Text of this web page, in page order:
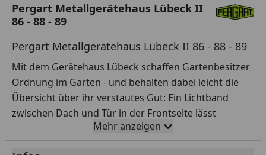
Pergart Metallgerätehaus Lübeck II
86 - 88 - 89
Pergart Metallgerätehaus Lübeck II 86 - 88 - 89
Mit dem Gerätehaus Lübeck schaffen Gartenbesitzer
Ordnung im Garten - und behalten dabei leicht die
Übersicht über ihr verstautes Gut: Ein Lichtband
zwischen Dach und Tür in der Frontseite lässt
Tageslicht hinein, die 1,70 bis 2,03 m hohen Seiten
erlauben den meisten Nutzern eine durchgängige
Mehr anzeigen